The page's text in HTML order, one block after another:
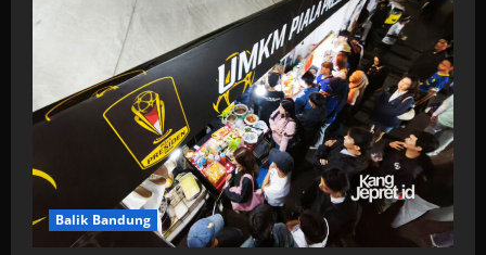
Balik Bandung